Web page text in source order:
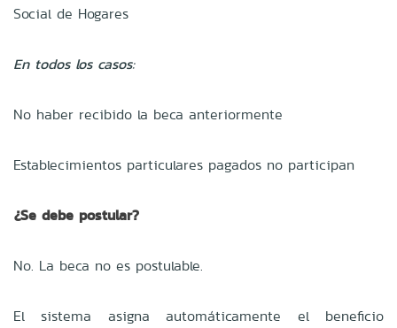
Social de Hogares
En todos los casos:
No haber recibido la beca anteriormente
Establecimientos particulares pagados no participan
¿Se debe postular?
No. La beca no es postulable.
El sistema asigna automáticamente el beneficio